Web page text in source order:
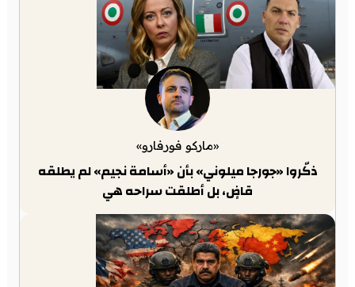
«ماركو فورفارو»
ذكّروا «جورجا ميلوني» بأن «أسامة نجيم» لم يطلقه
قاضٍ، بل أطلقت سراحه هي